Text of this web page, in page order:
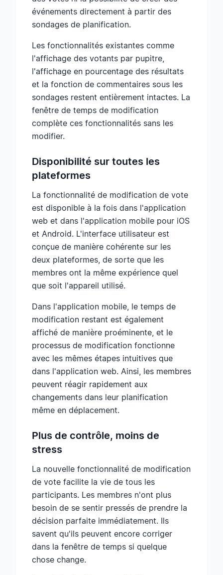
événements directement à partir des
sondages de planification.
Les fonctionnalités existantes comme
l'affichage des votants par pupitre,
l'affichage en pourcentage des résultats
et la fonction de commentaires sous les
sondages restent entièrement intactes. La
fenêtre de temps de modification
complète ces fonctionnalités sans les
modifier.
Disponibilité sur toutes les
plateformes
La fonctionnalité de modification de vote
est disponible à la fois dans l'application
web et dans l'application mobile pour iOS
et Android. L'interface utilisateur est
conçue de manière cohérente sur les
deux plateformes, de sorte que les
membres ont la même expérience quel
que soit l'appareil utilisé.
Dans l'application mobile, le temps de
modification restant est également
affiché de manière proéminente, et le
processus de modification fonctionne
avec les mêmes étapes intuitives que
dans l'application web. Ainsi, les membres
peuvent réagir rapidement aux
changements dans leur planification
même en déplacement.
Plus de contrôle, moins de
stress
La nouvelle fonctionnalité de modification
de vote facilite la vie de tous les
participants. Les membres n'ont plus
besoin de se sentir pressés de prendre la
décision parfaite immédiatement. Ils
savent qu'ils peuvent encore corriger
dans la fenêtre de temps si quelque
chose change.